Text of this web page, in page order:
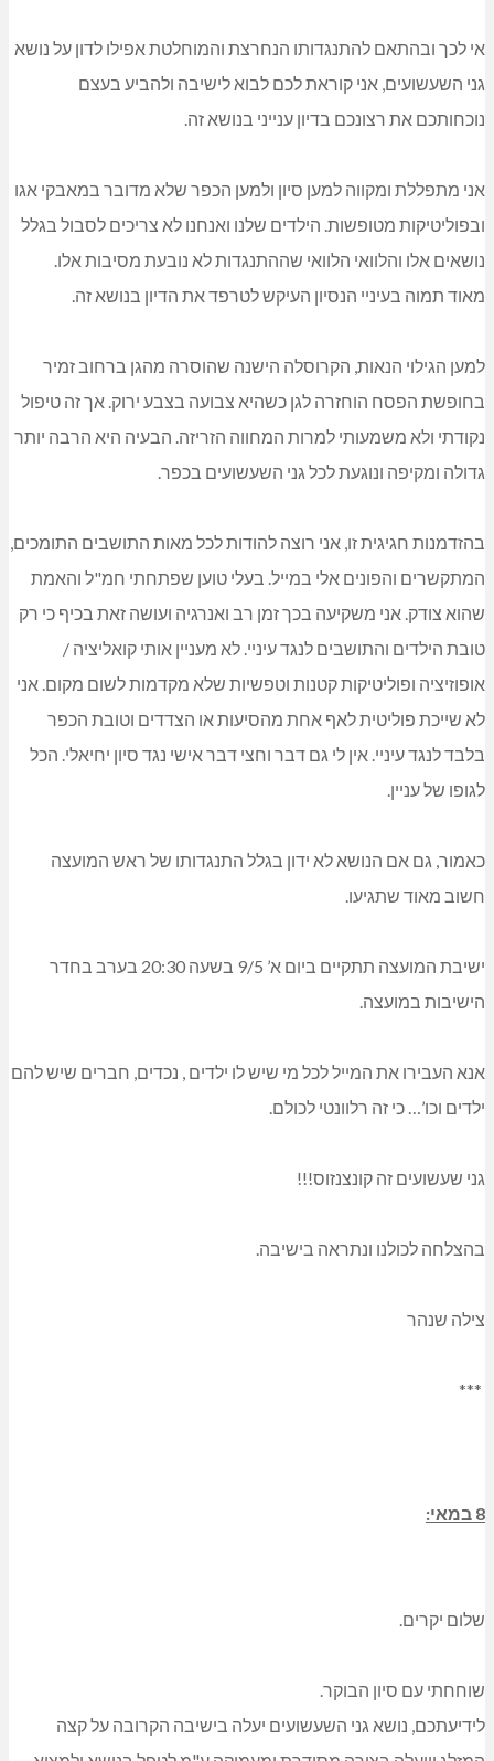
אי לכך ובהתאם להתנגדותו הנחרצת והמוחלטת אפילו לדון על נושא
גני השעשועים, אני קוראת לכם לבוא לישיבה ולהביע בעצם
נוכחותכם את רצונכם בדיון ענייני בנושא זה.
אני מתפללת ומקווה למען סיון ולמען הכפר שלא מדובר במאבקי אגו
ובפוליטיקות מטופשות. הילדים שלנו ואנחנו לא צריכים לסבול בגלל
נושאים אלו והלוואי הלוואי שההתנגדות לא נובעת מסיבות אלו.
מאוד תמוה בעיניי הנסיון העיקש לטרפד את הדיון בנושא זה.
למען הגילוי הנאות, הקרוסלה הישנה שהוסרה מהגן ברחוב זמיר
בחופשת הפסח הוחזרה לגן כשהיא צבועה בצבע ירוק. אך זה טיפול
נקודתי ולא משמעותי למרות המחווה הזריזה. הבעיה היא הרבה יותר
גדולה ומקיפה ונוגעת לכל גני השעשועים בכפר.
בהזדמנות חגיגית זו, אני רוצה להודות לכל מאות התושבים התומכים,
המתקשרים והפונים אלי במייל. בעלי טוען שפתחתי חמ"ל והאמת
שהוא צודק. אני משקיעה בכך זמן רב ואנרגיה ועושה זאת בכיף כי רק
טובת הילדים והתושבים לנגד עיניי. לא מעניין אותי קואליציה /
אופוזיציה ופוליטיקות קטנות וטפשיות שלא מקדמות לשום מקום. אני
לא שייכת פוליטית לאף אחת מהסיעות או הצדדים וטובת הכפר
בלבד לנגד עיניי. אין לי גם דבר וחצי דבר אישי נגד סיון יחיאלי. הכל
לגופו של עניין.
כאמור, גם אם הנושא לא ידון בגלל התנגדותו של ראש המועצה
חשוב מאוד שתגיעו.
ישיבת המועצה תתקיים ביום א’ 9/5 בשעה 20:30 בערב בחדר
הישיבות במועצה.
אנא העבירו את המייל לכל מי שיש לו ילדים , נכדים, חברים שיש להם
ילדים וכו’… כי זה רלוונטי לכולם.
גני שעשועים זה קונצנזוס!!!
בהצלחה לכולנו ונתראה בישיבה.
צילה שנהר
***
8 במאי:
שלום יקרים.
שוחחתי עם סיון הבוקר.
לידיעתכם, נושא גני השעשועים יעלה בישיבה הקרובה על קצה